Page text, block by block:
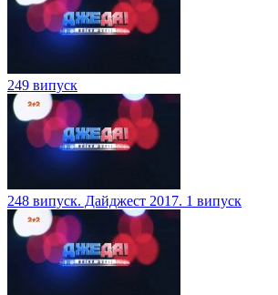
249 випуск
248 випуск. Дайджест 2017. 1 випуск